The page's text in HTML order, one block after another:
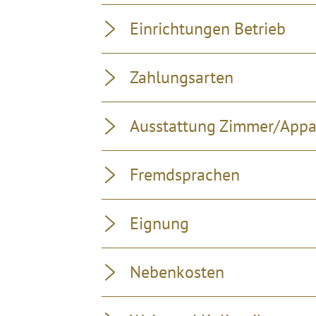
Einrichtungen Betrieb
Zahlungsarten
Ausstattung Zimmer/
Fremdsprachen
Eignung
Nebenkosten